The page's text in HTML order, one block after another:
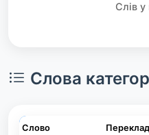
Слів у
Слова
Слово Переклад